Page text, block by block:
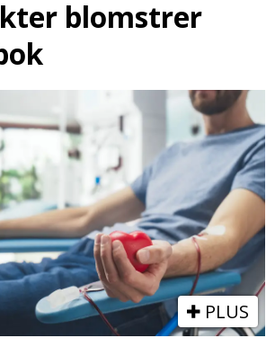
blomstrer
PLUS